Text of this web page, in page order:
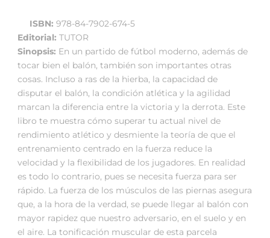
ISBN: 978-84-7902-674-5
Editorial: TUTOR
Sinopsis: En un partido de fútbol moderno, además de
tocar bien el balón, también son importantes otras
cosas. Incluso a ras de la hierba, la capacidad de
disputar el balón, la condición atlética y la agilidad
marcan la diferencia entre la victoria y la derrota. Este
libro te muestra cómo superar tu actual nivel de
rendimiento atlético y desmiente la teoría de que el
entrenamiento centrado en la fuerza reduce la
velocidad y la flexibilidad de los jugadores. En realidad
es todo lo contrario, pues se necesita fuerza para ser
rápido. La fuerza de los músculos de las piernas asegura
que, a la hora de la verdad, se puede llegar al balón con
mayor rapidez que nuestro adversario, en el suelo y en
el aire. La tonificación muscular de esta parcela